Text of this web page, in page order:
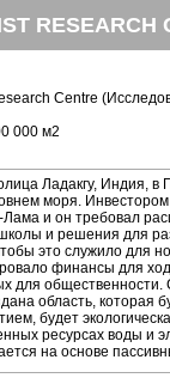
RESEARCH
Centre
000 м2
Ладакгу, Индия, в
моря. Инвестором
и он требовал
и решения для
это служило для
финансы для
для
область, которая
будет
ресурсах воды и
на основе
строительным